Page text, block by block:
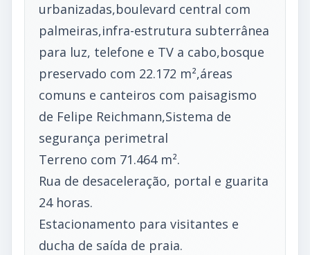
urbanizadas,boulevard central com
palmeiras,infra-estrutura subterrânea
para luz, telefone e TV a cabo,bosque
preservado com 22.172 m²,áreas
comuns e canteiros com paisagismo
de Felipe Reichmann,Sistema de
segurança perimetral
Terreno com 71.464 m².
Rua de desaceleração, portal e guarita
24 horas.
Estacionamento para visitantes e
ducha de saída de praia.